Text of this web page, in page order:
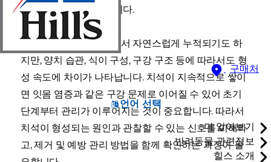
구매처
언어 선택
더 알아보기
반려동물 관련정보
힐스 소개
을 고려할 필요가 있습니다.
치석은 연령이 증가하면서 자연스럽게 누적되기도 하
지만, 양치 습관, 식이 구성, 구강 구조 등에 따라서도 형
성 속도에 차이가 나타납니다. 치석이 지속적으로 쌓이
면 잇몸 염증과 같은 구강 문제로 이어질 수 있어 초기
단계부터 관리가 이루어지는 것이 중요합니다. 따라서
치석이 형성되는 원인과 관찰할 수 있는 신호를 이해하
고, 제거 및 예방 관리 방법을 함께 확인하는 과정이 필